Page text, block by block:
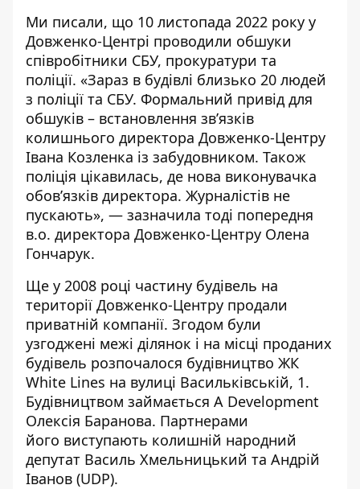
Ми писали, що 10 листопада 2022 року у
Довженко-Центрі проводили обшуки
співробітники СБУ, прокуратури та
поліції. «Зараз в будівлі близько 20 людей
з поліції та СБУ. Формальний привід для
обшуків – встановлення зв’язків
колишнього директора Довженко-Центру
Івана Козленка із забудовником. Також
поліція цікавилась, де нова виконувачка
обов’язків директора. Журналістів не
пускають», — зазначила тоді попередня
в.о. директора Довженко-Центру Олена
Гончарук.
Ще у 2008 році частину будівель на
території Довженко-Центру продали
приватній компанії. Згодом були
узгоджені межі ділянок і на місці проданих
будівель розпочалося будівництво ЖК
White Lines на вулиці Васильківській, 1.
Будівництвом займається A Development
Олексія Баранова. Партнерами
його виступають колишній народний
депутат Василь Хмельницький та Андрій
Іванов (UDP).